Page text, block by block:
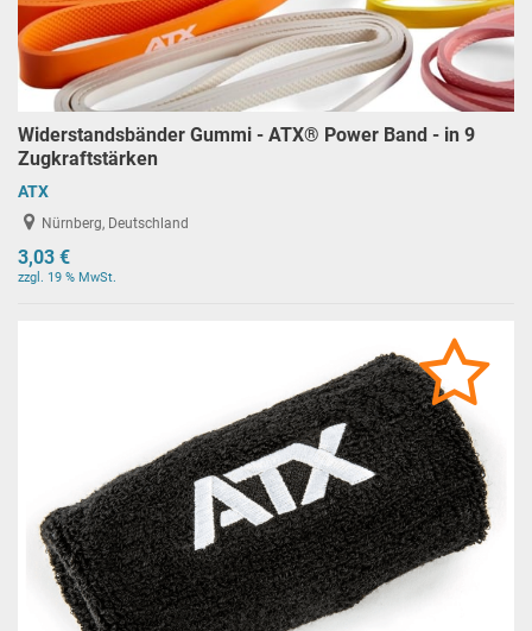
Widerstandsbänder Gummi - ATX® Power Band - in 9
Zugkraftstärken
ATX
Nürnberg, Deutschland
3,03 €
zzgl. 19 % MwSt.